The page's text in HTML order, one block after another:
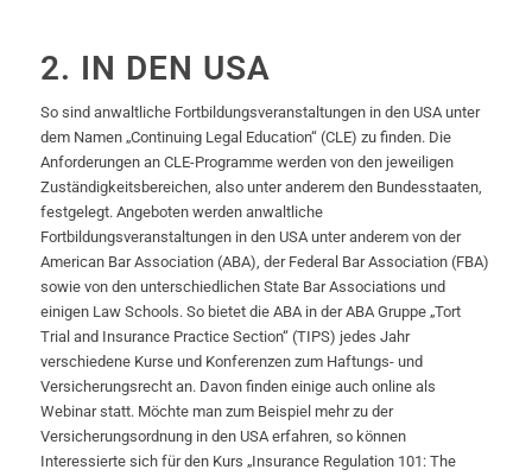
2. IN DEN USA
So sind anwaltliche Fortbildungsveranstaltungen in den USA unter
dem Namen „Continuing Legal Education“ (CLE) zu finden. Die
Anforderungen an CLE-Programme werden von den jeweiligen
Zuständigkeitsbereichen, also unter anderem den Bundesstaaten,
festgelegt. Angeboten werden anwaltliche
Fortbildungsveranstaltungen in den USA unter anderem von der
American Bar Association (ABA), der Federal Bar Association (FBA)
sowie von den unterschiedlichen State Bar Associations und
einigen Law Schools. So bietet die ABA in der ABA Gruppe „Tort
Trial and Insurance Practice Section“ (TIPS) jedes Jahr
verschiedene Kurse und Konferenzen zum Haftungs- und
Versicherungsrecht an. Davon finden einige auch online als
Webinar statt. Möchte man zum Beispiel mehr zu der
Versicherungsordnung in den USA erfahren, so können
Interessierte sich für den Kurs „Insurance Regulation 101: The